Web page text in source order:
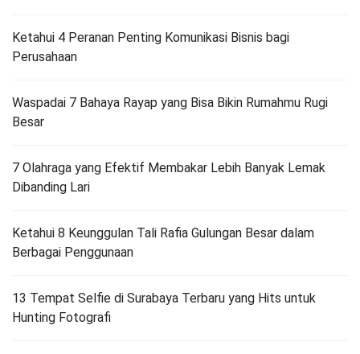
Ketahui 4 Peranan Penting Komunikasi Bisnis bagi
Perusahaan
Waspadai 7 Bahaya Rayap yang Bisa Bikin Rumahmu Rugi
Besar
7 Olahraga yang Efektif Membakar Lebih Banyak Lemak
Dibanding Lari
Ketahui 8 Keunggulan Tali Rafia Gulungan Besar dalam
Berbagai Penggunaan
13 Tempat Selfie di Surabaya Terbaru yang Hits untuk
Hunting Fotografi